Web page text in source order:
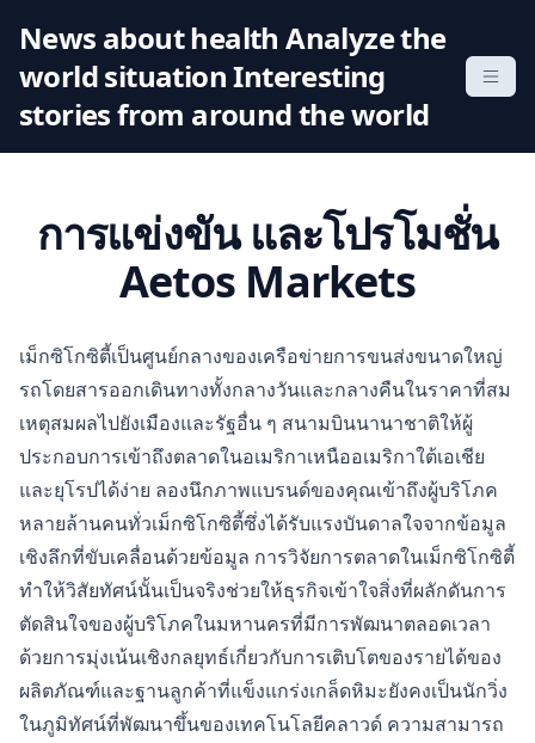
News about health Analyze the
world situation Interesting
stories from around the world
การแข่งขัน และโปรโมชั่น
Aetos Markets
เม็กซิโกซิตี้เป็นศูนย์กลางของเครือข่ายการขนส่งขนาดใหญ่
รถโดยสารออกเดินทางทั้งกลางวันและกลางคืนในราคาที่สม
เหตุสมผลไปยังเมืองและรัฐอื่น ๆ สนามบินนานาชาติให้ผู้
ประกอบการเข้าถึงตลาดในอเมริกาเหนืออเมริกาใต้เอเชีย
และยุโรปได้ง่าย ลองนึกภาพแบรนด์ของคุณเข้าถึงผู้บริโภค
หลายล้านคนทั่วเม็กซิโกซิตี้ซึ่งได้รับแรงบันดาลใจจากข้อมูล
เชิงลึกที่ขับเคลื่อนด้วยข้อมูล การวิจัยการตลาดในเม็กซิโกซิตี้
ทำให้วิสัยทัศน์นั้นเป็นจริงช่วยให้ธุรกิจเข้าใจสิ่งที่ผลักดันการ
ตัดสินใจของผู้บริโภคในมหานครที่มีการพัฒนาตลอดเวลา
ด้วยการมุ่งเน้นเชิงกลยุทธ์เกี่ยวกับการเติบโตของรายได้ของ
ผลิตภัณฑ์และฐานลูกค้าที่แข็งแกร่งเกล็ดหิมะยังคงเป็นนักวิ่ง
ในภูมิทัศน์ที่พัฒนาขึ้นของเทคโนโลยีคลาวด์ ความสามารถ